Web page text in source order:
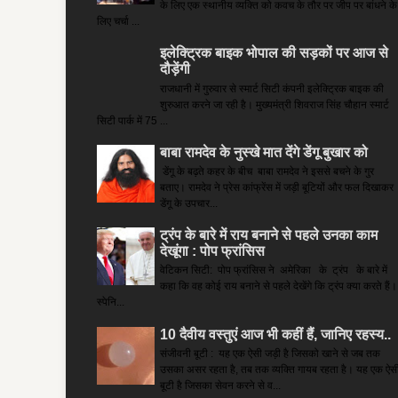
के लिए एक स्थानीय व्यक्ति को कवच के तौर पर जीप पर बांधने के
लिए चर्चा ...
इलेक्ट्रिक बाइक भोपाल की सड़कों पर आज से
दौड़ेंगी
राजधानी में गुरुवार से स्मार्ट सिटी कंपनी इलेक्ट्रिक बाइक की
शुरुआत करने जा रही है। मुख्यमंत्री शिवराज सिंह चौहान स्मार्ट
सिटी पार्क में 75 ...
बाबा रामदेव के नुस्खे मात देंगे डेंगू बुखार को
डेंगू के बढ़ते कहर के बीच बाबा रामदेव ने इससे बचने के गुर
बताए। रामदेव ने प्रेस कांफ्रेंस में जड़ी बूटियों और फल दिखाकर
डेंगू के उपचार...
ट्रंप के बारे में राय बनाने से पहले उनका काम
देखूंगा : पोप फ्रांसिस
वेटिकन सिटी: पोप फ्रांसिस ने अमेरिका के ट्रंप के बारे में
कहा कि वह कोई राय बनाने से पहले देखेंगे कि ट्रंप क्या करते हैं।
स्पेनि...
10 दैवीय वस्तुएं आज भी कहीं हैं, जानिए रहस्य..
संजीवनी बूटी : यह एक ऐसी जड़ी है जिसको खाने से जब तक
उसका असर रहता है, तब तक व्यक्ति गायब रहता है। यह एक
बूटी है जिसका सेवन करने से व...